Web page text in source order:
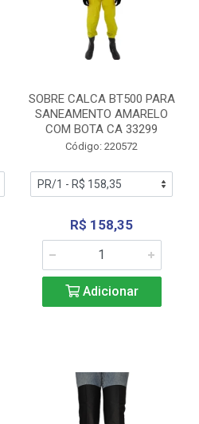
SOBRE CALCA BT500 PARA
SANEAMENTO AMARELO
COM BOTA CA 33299
Código: 220572
R$ 158,35
Adicionar